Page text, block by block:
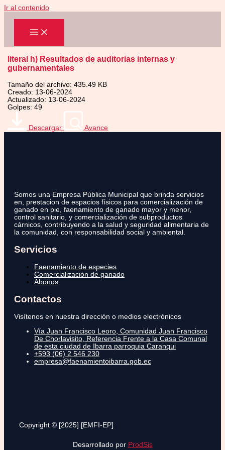
Ir al contenido
literal h) Resultados de auditorias internas y
gubernamentales
Tamaño del archivo: 435.49 KB
Creado: 13-06-2024
Actualizado: 13-06-2024
Golpes: 49
Descargar Avance
Somos una Empresa Pública Municipal que brinda servicios
en, prestacion de espacios físicos para comercialización de
ganado en pie, faenamiento de ganado mayor y menor,
control sanitario, y comercialización de subproductos
cárnicos, contribuyendo a la salud y seguridad alimentaria de
la comunidad, con responsabilidad social y ambiental.
Servicios
Faenamiento de especies
Comercialización de ganado
Abonos
Contactos
Visítenos en nuestra dirección o medios electrónicos
Vía Juan Francisco Leoro, Comunidad Juan Francisco
De Chorlavisito, Referencia Frente a la Casa Comunal
de esta ciudad de Ibarra parroquia Caranqui
+593 (06) 2 546 230
empresa@faenamientoibarra.gob.ec
Copyright © [2025] [EMFI-EP]
Desarrollado por ProdSis